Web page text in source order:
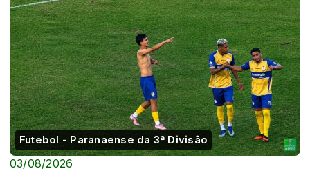
Futebol - Paranaense da 3ª Divisão
03/08/2026